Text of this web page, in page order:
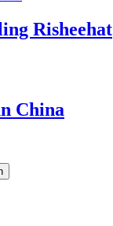
Risheehat
China